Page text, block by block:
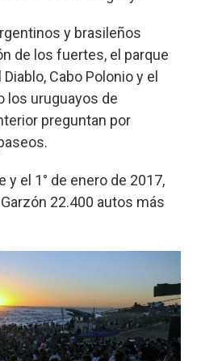
y brasileños
de los fuertes, el parque
Cabo Polonio y el
los uruguayos de
preguntan por
y el 1° de enero de 2017,
22.400 autos más